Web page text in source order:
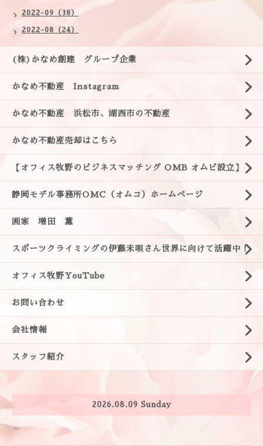
2022-09（38）
2022-08（24）
(株)かなめ創建 グループ企業
かなめ不動産 Instagram
かなめ不動産 浜松市、湖西市の不動産
かなめ不動産売却はこちら
【オフィス牧野のビジネスマッチング OMB オムビ設立】
静岡モデル事務所OMC（オムコ）ホームページ
画家 増田 薫
スポーツクライミングの伊藤未唄さん世界に向けて活躍中！
オフィス牧野YouTube
お問い合わせ
会社情報
スタッフ紹介
2026.08.09 Sunday